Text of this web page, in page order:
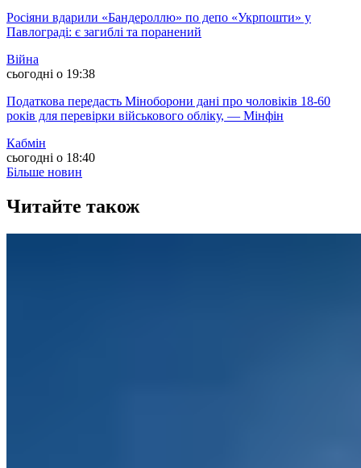
Росіяни вдарили «Бандероллю» по депо «Укрпошти» у
Павлограді: є загиблі та поранений
Війна
сьогодні о 19:38
Податкова передасть Міноборони дані про чоловіків 18-60
років для перевірки військового обліку, — Мінфін
Кабмін
сьогодні о 18:40
Більше новин
Читайте також